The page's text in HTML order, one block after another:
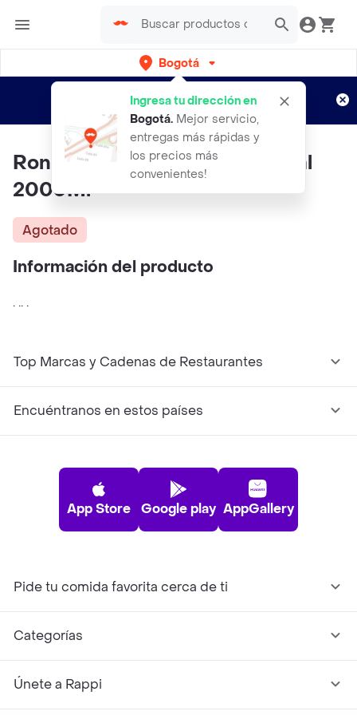
Bogotá
Ingresa tu dirección en
Bogotá. Mejor servicio,
entregas más rápidas y
los precios más
convenientes!
envíos gratis por semanas
Aplican TyC
Ron Viejo De Caldas Tradicional
2000Ml
Agotado
Información del producto
. .. .
Top Marcas y Cadenas de Restaurantes
Encuéntranos en estos países
App Store Google play AppGallery
Pide tu comida favorita cerca de ti
Categorías
Únete a Rappi